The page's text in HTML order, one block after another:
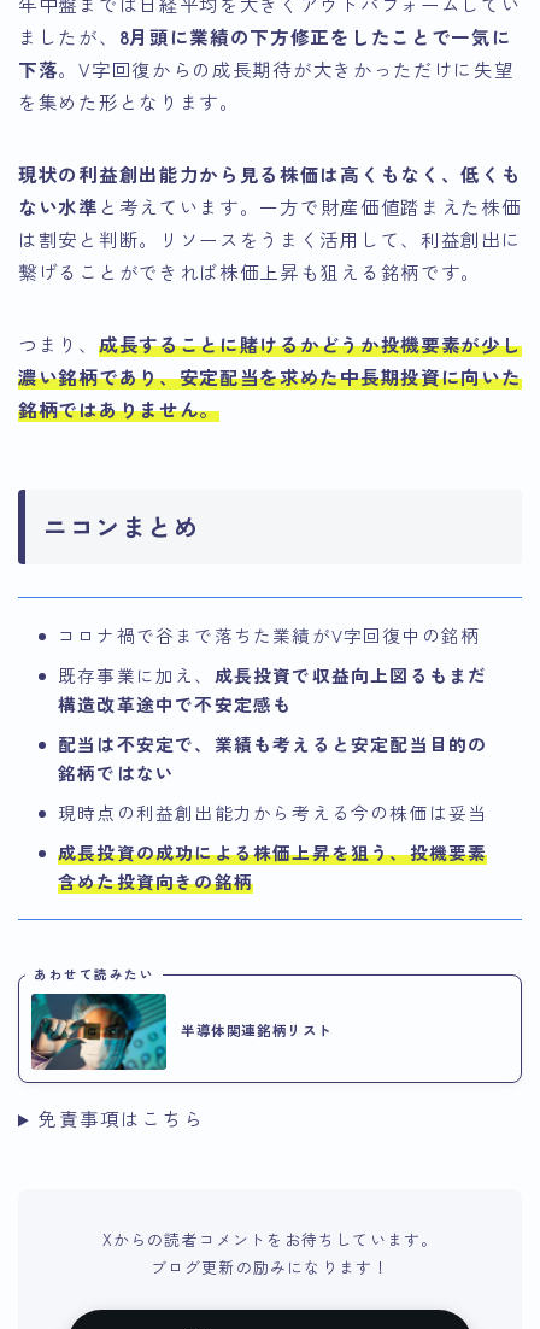
ましたが、 8月頭に業績の下方修正をしたことで一気に
下落。V字回復からの成長期待が大きかっただけに失望
を集めた形となります。
現状の利益創出能力から見る株価は高くもなく、低くも
ない水準 と考えています。一方で財産価値踏まえた株価
は割安と判断。リソースをうまく活用して、利益創出に
繋げることができれば株価上昇も狙える銘柄です。
つまり、 成長することに賭けるかどうか投機要素が少し
濃い銘柄であり、安定配当を求めた中長期投資に向いた
銘柄ではありません。
ニコンまとめ
コロナ禍で谷まで落ちた業績がV字回復中の銘柄
既存事業に加え、 成長投資で収益向上図るもまだ
構造改革途中で不安定感も
配当は不安定で、業績も考えると安定配当目的の
銘柄ではない
現時点の利益創出能力から考える今の株価は妥当
成長投資の成功による株価上昇を狙う、投機要素
含めた投資向きの銘柄
あわせて読みたい
半導体関連銘柄リスト
免責事項はこちら
Xからの読者コメントをお待ちしています。
ブログ更新の励みになります！